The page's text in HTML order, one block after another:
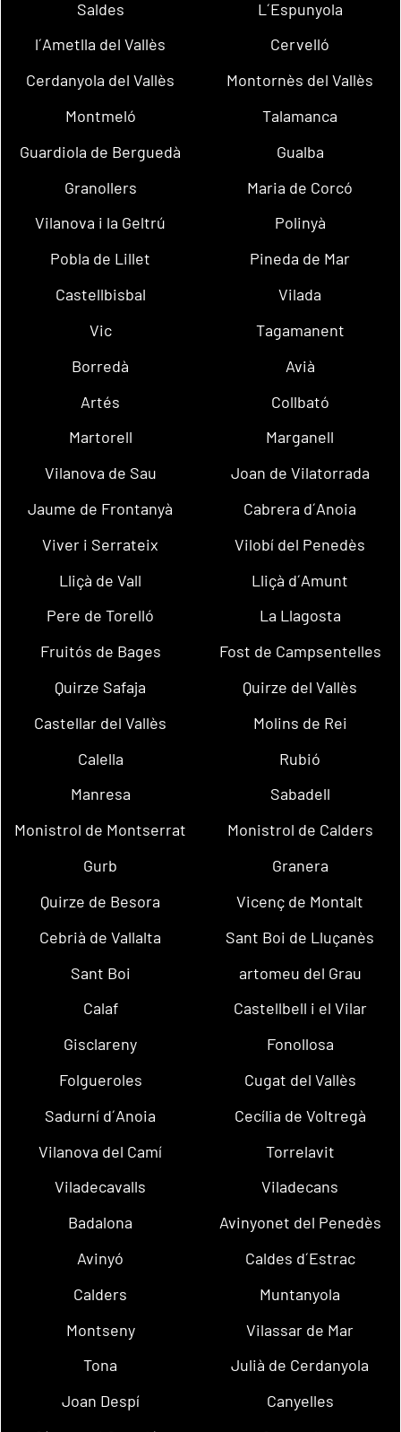
Saldes
L´Espunyola
l´Ametlla del Vallès
Cervelló
Cerdanyola del Vallès
Montornès del Vallès
Montmeló
Talamanca
Guardiola de Berguedà
Gualba
Granollers
Maria de Corcó
Vilanova i la Geltrú
Polinyà
Pobla de Lillet
Pineda de Mar
Castellbisbal
Vilada
Vic
Tagamanent
Borredà
Avià
Artés
Collbató
Martorell
Marganell
Vilanova de Sau
Joan de Vilatorrada
Jaume de Frontanyà
Cabrera d´Anoia
Viver i Serrateix
Vilobí del Penedès
Lliçà de Vall
Lliçà d´Amunt
Pere de Torelló
La Llagosta
Fruitós de Bages
Fost de Campsentelles
Quirze Safaja
Quirze del Vallès
Castellar del Vallès
Molins de Rei
Calella
Rubió
Manresa
Sabadell
Monistrol de Montserrat
Monistrol de Calders
Gurb
Granera
Quirze de Besora
Vicenç de Montalt
Cebrià de Vallalta
Sant Boi de Lluçanès
Sant Boi
artomeu del Grau
Calaf
Castellbell i el Vilar
Gisclareny
Fonollosa
Folgueroles
Cugat del Vallès
Sadurní d´Anoia
Cecília de Voltregà
Vilanova del Camí
Torrelavit
Viladecavalls
Viladecans
Badalona
Avinyonet del Penedès
Avinyó
Caldes d´Estrac
Calders
Muntanyola
Montseny
Vilassar de Mar
Tona
Julià de Cerdanyola
Joan Despí
Canyelles